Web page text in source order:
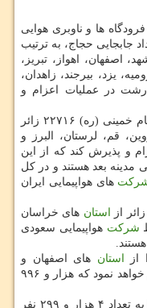
فرودگاه ها و ناوبری هوایی
جابجایی حجاج، به ترتیب
اصفهان، اهواز، تبریز،
یزد، بیرجند، زاهدان،
رشت در عملیات اعزام و
براساس این آمار مقرر است فرودگاه امام خمینی (ره) ۲۲۷۱۶ زائر
قم، لرستان، البرز و
و پذیرش كند كه از این
قبل و باقی مدینه بعد هستند و در كل
های هواپیمایی ایران
استان های خراسان
شركت هواپیمایی سعودی
استان های اصفهان و
چهارمحال بختیاری در طول ۱۲ روز اعزام خواهد نمود كه هزار و ۹۹۶
خوزستان را به تعداد ۴ هزار و ۲۹۹ نفر